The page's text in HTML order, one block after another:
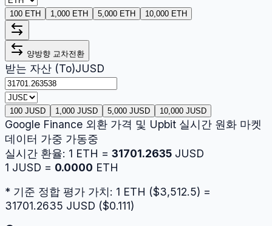
100 ETH 1,000 ETH 5,000 ETH 10,000 ETH
양방향 교차전환
받는 자산 (To)JUSD
100 JUSD 1,000 JUSD 5,000 JUSD 10,000 JUSD
Google Finance 외환 가격 및 Upbit 실시간 원화 마켓
데이터 가중 가동중
실시간 환율: 1 ETH = 31701.2635 JUSD
1 JUSD = 0.0000 ETH
* 기준 정합 평가 가치: 1 ETH ($3,512.5) =
31701.2635 JUSD ($0.111)